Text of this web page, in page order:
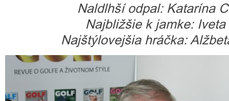
Naldlhší odpal: Katarína
Najbližšie k jamke:
Najštýlovejšia hráčka: